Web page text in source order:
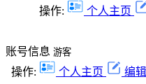
操作: 个人主页
账号信息 游客
操作: 个人主页 编